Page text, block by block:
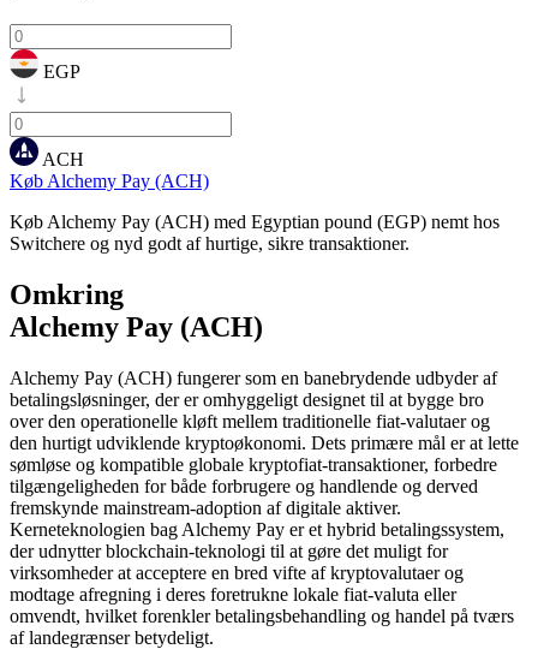
EGP
ACH
Køb Alchemy Pay (ACH)
Køb Alchemy Pay (ACH) med Egyptian pound (EGP) nemt hos
Switchere og nyd godt af hurtige, sikre transaktioner.
Omkring
Alchemy Pay (ACH)
Alchemy Pay (ACH) fungerer som en banebrydende udbyder af
betalingsløsninger, der er omhyggeligt designet til at bygge bro
over den operationelle kløft mellem traditionelle fiat-valutaer og
den hurtigt udviklende kryptoøkonomi. Dets primære mål er at lette
sømløse og kompatible globale kryptofiat-transaktioner, forbedre
tilgængeligheden for både forbrugere og handlende og derved
fremskynde mainstream-adoption af digitale aktiver.
Kerneteknologien bag Alchemy Pay er et hybrid betalingssystem,
der udnytter blockchain-teknologi til at gøre det muligt for
virksomheder at acceptere en bred vifte af kryptovalutaer og
modtage afregning i deres foretrukne lokale fiat-valuta eller
omvendt, hvilket forenkler betalingsbehandling og handel på tværs
af landegrænser betydeligt.